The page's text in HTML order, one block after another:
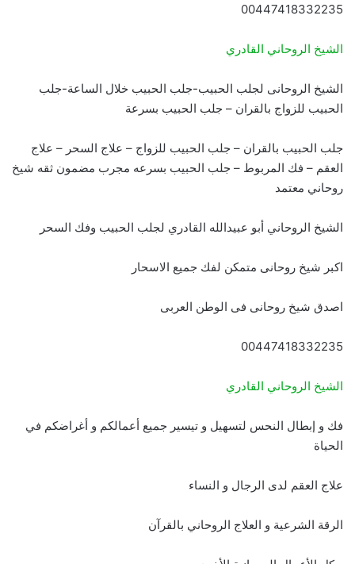
00447418332235
الشيخ الروحاني القادري
الشيخ الروحانى لجلب الحبيب-جلب الحبيب خلال الساعة-جلب
الحبيب للزواج بالقران – جلب الحبيب بسرعة
جلب الحبيب بالقران – جلب الحبيب للزواج – علاج السحر – علاج
العقم – فك المربوط – جلب الحبيب بسرعه مجرب مضمون ثقه شيخ
روحاني معتمد
الشيخ الروحاني أبو عبيدالله القادري لجلب الحبيب وفك السحر
اكبر شيخ روحانى متمكن لفك جميع الاسحار
اصدق شيخ روحانى فى الوطن العربى
00447418332235
الشيخ الروحاني القادري
فك و إبطال النحس لتسهيل و تيسير جميع أعمالكم و أغراضكم في
الحياة
علاج العقم لدى الرجال و النساء
الرقة الشرعية و العلاج الروحاني بالقرآن